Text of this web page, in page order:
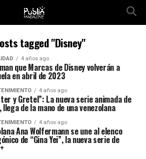
tagged "Disney"
4 años ago
que Marcas de Disney volverán a
en abril de 2023
4 años ago
y Gretel”: La nueva serie animada de
llega de la mano de una venezolana
4 años ago
Ana Wolfermann se une al elenco
de “Gina Yei”, la nueva serie de